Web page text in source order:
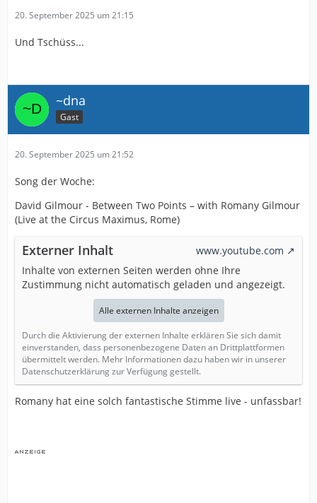
20. September 2025 um 21:15
Und Tschüss...
~dna
Gast
20. September 2025 um 21:52
Song der Woche:
David Gilmour - Between Two Points – with Romany Gilmour
(Live at the Circus Maximus, Rome)
Externer Inhalt
www.youtube.com
Inhalte von externen Seiten werden ohne Ihre
Zustimmung nicht automatisch geladen und angezeigt.
Alle externen Inhalte anzeigen
Durch die Aktivierung der externen Inhalte erklären Sie sich damit
einverstanden, dass personenbezogene Daten an Drittplattformen
übermittelt werden. Mehr Informationen dazu haben wir in unserer
Datenschutzerklärung zur Verfügung gestellt.
Romany hat eine solch fantastische Stimme live - unfassbar!